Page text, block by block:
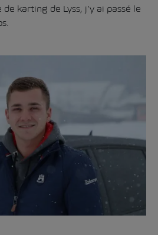
karting de Lyss, j’y ai passé le